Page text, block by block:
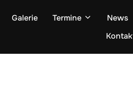
Galerie Termine
News